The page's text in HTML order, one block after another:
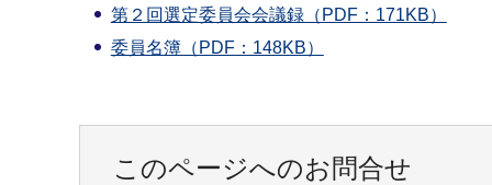
第２回選定委員会会議録（PDF：171KB）
委員名簿（PDF：148KB）
このページへのお問合せ